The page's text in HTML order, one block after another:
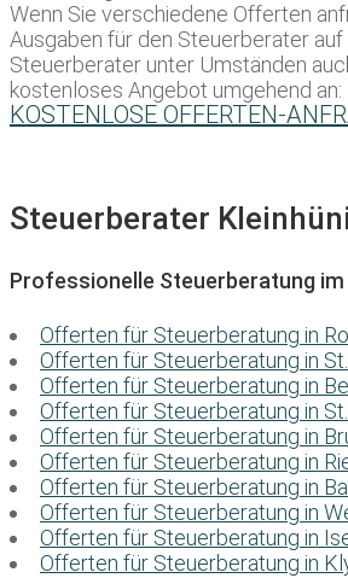
Wenn Sie verschiedene Offerten
Ausgaben für den Steuerberater
Steuerberater unter Umständen
kostenloses Angebot umgehend an:
KOSTENLOSE OFFERTEN-
Steuerberater
Professionelle Steuerberatung
Offerten für Steuerberatung in
Offerten für Steuerberatung in
Offerten für Steuerberatung in
Offerten für Steuerberatung in
Offerten für Steuerberatung in
Offerten für Steuerberatung in
Offerten für Steuerberatung in
Offerten für Steuerberatung in
Offerten für Steuerberatung in
Offerten für Steuerberatung in